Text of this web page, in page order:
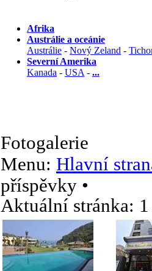
Afrika
Austrálie a oceánie
Austrálie - Nový Zeland -
Severní Amerika
Kanada - USA - ...
Fotogalerie
Menu: Hlavní
příspěvky •
Aktuální stránka: